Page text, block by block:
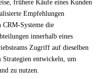
frühere Käufe eines Kunden
Empfehlungen
CRM-Systeme die
innerhalb eines
Zugriff auf dieselben
Strategien entwickeln, um
zu nutzen.